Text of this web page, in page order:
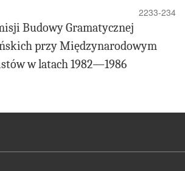
2233-234
Budowy Gramatycznej
przy Międzynarodowym
w latach 1982—1986